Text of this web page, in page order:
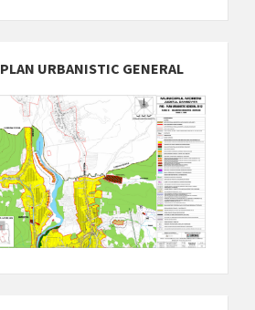
PLAN URBANISTIC GENERAL